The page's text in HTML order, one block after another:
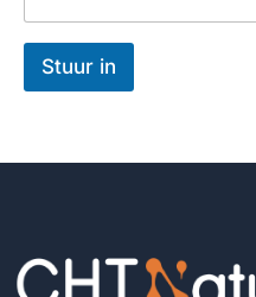
Stuur in